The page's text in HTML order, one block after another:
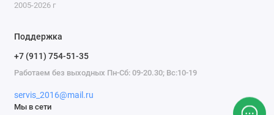
2005-2026 г
Поддержка
+7 (911) 754-51-35
Работаем без выходных Пн-Сб: 09-20.30; Вс:10-19
servis_2016@mail.ru
Мы в сети